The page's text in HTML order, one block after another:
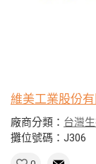
維美工業股份
廠商分類： 台灣
攤位號碼：J306